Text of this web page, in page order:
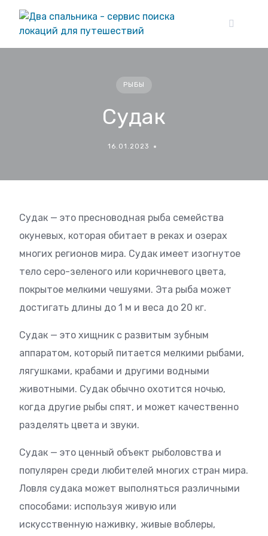
content
РЫБЫ
Судак
16.01.2023
Судак — это пресноводная рыба семейства
окуневых, которая обитает в реках и озерах
многих регионов мира. Судак имеет изогнутое
тело серо-зеленого или коричневого цвета,
покрытое мелкими чешуями. Эта рыба может
достигать длины до 1 м и веса до 20 кг.
Судак — это хищник с развитым зубным
аппаратом, который питается мелкими рыбами,
лягушками, крабами и другими водными
животными. Судак обычно охотится ночью,
когда другие рыбы спят, и может качественно
разделять цвета и звуки.
Судак — это ценный объект рыболовства и
популярен среди любителей многих стран мира.
Ловля судака может выполняться различными
способами: используя живую или
искусственную наживку, живые воблеры,